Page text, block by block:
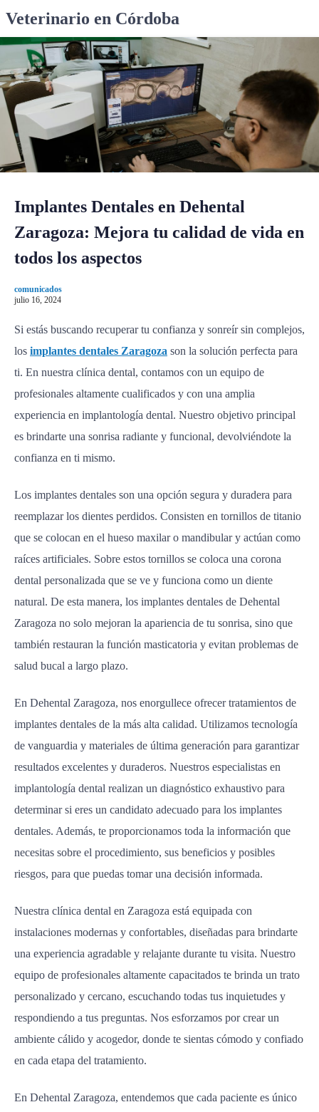
t
o
Veterinario en Córdoba
Implantes Dentales en Dehental
Zaragoza: Mejora tu calidad de vida en
todos los aspectos
comunicados
julio 16, 2024
Si estás buscando recuperar tu confianza y sonreír sin complejos,
los implantes dentales Zaragoza son la solución perfecta para
ti. En nuestra clínica dental, contamos con un equipo de
profesionales altamente cualificados y con una amplia
experiencia en implantología dental. Nuestro objetivo principal
es brindarte una sonrisa radiante y funcional, devolviéndote la
confianza en ti mismo.
Los implantes dentales son una opción segura y duradera para
reemplazar los dientes perdidos. Consisten en tornillos de titanio
que se colocan en el hueso maxilar o mandibular y actúan como
raíces artificiales. Sobre estos tornillos se coloca una corona
dental personalizada que se ve y funciona como un diente
natural. De esta manera, los implantes dentales de Dehental
Zaragoza no solo mejoran la apariencia de tu sonrisa, sino que
también restauran la función masticatoria y evitan problemas de
salud bucal a largo plazo.
En Dehental Zaragoza, nos enorgullece ofrecer tratamientos de
implantes dentales de la más alta calidad. Utilizamos tecnología
de vanguardia y materiales de última generación para garantizar
resultados excelentes y duraderos. Nuestros especialistas en
implantología dental realizan un diagnóstico exhaustivo para
determinar si eres un candidato adecuado para los implantes
dentales. Además, te proporcionamos toda la información que
necesitas sobre el procedimiento, sus beneficios y posibles
riesgos, para que puedas tomar una decisión informada.
Nuestra clínica dental en Zaragoza está equipada con
instalaciones modernas y confortables, diseñadas para brindarte
una experiencia agradable y relajante durante tu visita. Nuestro
equipo de profesionales altamente capacitados te brinda un trato
personalizado y cercano, escuchando todas tus inquietudes y
respondiendo a tus preguntas. Nos esforzamos por crear un
ambiente cálido y acogedor, donde te sientas cómodo y confiado
en cada etapa del tratamiento.
En Dehental Zaragoza, entendemos que cada paciente es único